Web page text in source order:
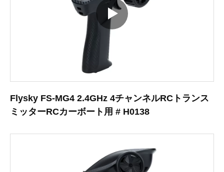
Flysky FS-MG4 2.4GHz 4チャンネルRCトランス
ミッターRCカーボート用 # H0138